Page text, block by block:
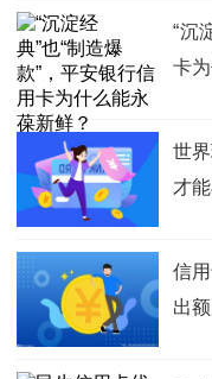
“沉
卡
世
才
信
出